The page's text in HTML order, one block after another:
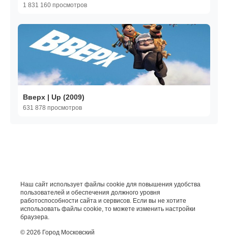
1 831 160 просмотров
Вверх | Up (2009)
631 878 просмотров
Наш сайт использует файлы cookie для повышения удобства
пользователей и обеспечения должного уровня
работоспособности сайта и сервисов. Если вы не хотите
использовать файлы cookie, то можете изменить настройки
браузера.
© 2026 Город Московский